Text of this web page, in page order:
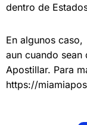
dentro de
En algunos
aun cuando
Apostillar. Para
https://